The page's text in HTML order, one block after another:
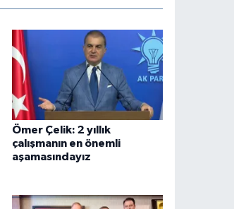
Ömer Çelik: 2 yıllık
çalışmanın en önemli
aşamasındayız